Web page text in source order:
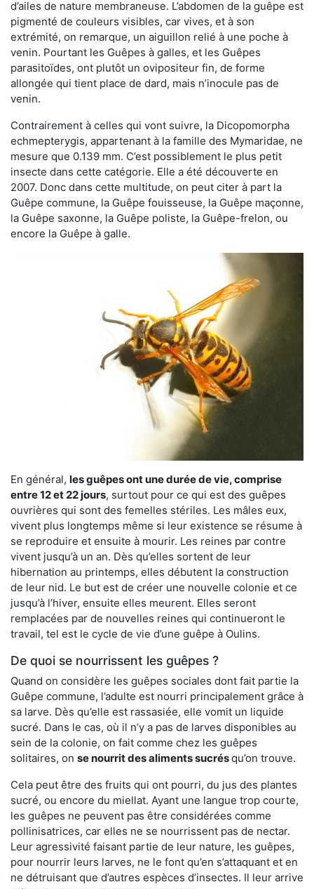
d’ailes de nature membraneuse. L’abdomen de la guêpe est
pigmenté de couleurs visibles, car vives, et à son
extrémité, on remarque, un aiguillon relié à une poche à
venin. Pourtant les Guêpes à galles, et les Guêpes
parasitoïdes, ont plutôt un ovipositeur fin, de forme
allongée qui tient place de dard, mais n’inocule pas de
venin.
Contrairement à celles qui vont suivre, la Dicopomorpha
echmepterygis, appartenant à la famille des Mymaridae, ne
mesure que 0.139 mm. C’est possiblement le plus petit
insecte dans cette catégorie. Elle a été découverte en
2007. Donc dans cette multitude, on peut citer à part la
Guêpe commune, la Guêpe fouisseuse, la Guêpe maçonne,
la Guêpe saxonne, la Guêpe poliste, la Guêpe-frelon, ou
encore la Guêpe à galle.
En général, les guêpes ont une durée de vie, comprise
entre 12 et 22 jours, surtout pour ce qui est des guêpes
ouvrières qui sont des femelles stériles. Les mâles eux,
vivent plus longtemps même si leur existence se résume à
se reproduire et ensuite à mourir. Les reines par contre
vivent jusqu’à un an. Dès qu’elles sortent de leur
hibernation au printemps, elles débutent la construction
de leur nid. Le but est de créer une nouvelle colonie et ce
jusqu’à l’hiver, ensuite elles meurent. Elles seront
remplacées par de nouvelles reines qui continueront le
travail, tel est le cycle de vie d’une guêpe à Oulins.
De quoi se nourrissent les guêpes ?
Quand on considère les guêpes sociales dont fait partie la
Guêpe commune, l’adulte est nourri principalement grâce à
sa larve. Dès qu’elle est rassasiée, elle vomit un liquide
sucré. Dans le cas, où il n’y a pas de larves disponibles au
sein de la colonie, on fait comme chez les guêpes
solitaires, on se nourrit des aliments sucrésqu’on trouve.
Cela peut être des fruits qui ont pourri, du jus des plantes
sucré, ou encore du miellat. Ayant une langue trop courte,
les guêpes ne peuvent pas être considérées comme
pollinisatrices, car elles ne se nourrissent pas de nectar.
Leur agressivité faisant partie de leur nature, les guêpes,
pour nourrir leurs larves, ne le font qu’en s’attaquant et en
ne détruisant que d’autres espèces d’insectes. Il leur arrive